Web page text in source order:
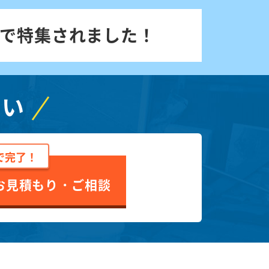
特集されました！
完了！
見積もり・ご相談